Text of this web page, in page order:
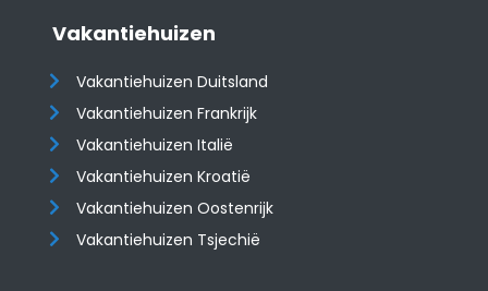
Vakantiehuizen
Vakantiehuizen Duitsland
Vakantiehuizen Frankrijk
Vakantiehuizen Italië
Vakantiehuizen Kroatië
​​​​​​​Vakantiehuizen Oostenrijk
Vakantiehuizen Tsjechië